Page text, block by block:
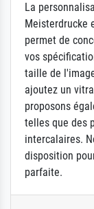
La
Meisterdrucke
permet de
vos
taille de
ajoutez un
proposons
telles que des
intercalaires.
disposition
parfaite.